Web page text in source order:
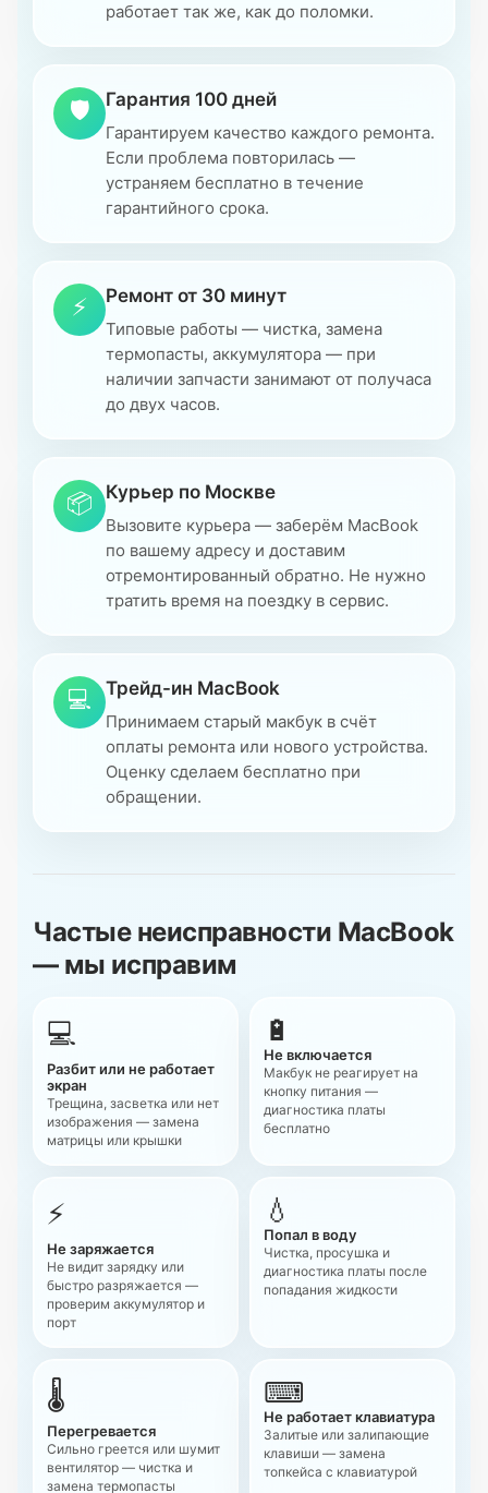
работает так же, как до поломки.
🛡 Гарантия 100 дней
Гарантируем качество каждого ремонта.
Если проблема повторилась —
устраняем бесплатно в течение
гарантийного срока.
⚡ Ремонт от 30 минут
Типовые работы — чистка, замена
термопасты, аккумулятора — при
наличии запчасти занимают от получаса
до двух часов.
📦 Курьер по Москве
Вызовите курьера — заберём MacBook
по вашему адресу и доставим
отремонтированный обратно. Не нужно
тратить время на поездку в сервис.
💻 Трейд-ин MacBook
Принимаем старый макбук в счёт
оплаты ремонта или нового устройства.
Оценку сделаем бесплатно при
обращении.
Частые неисправности MacBook
— мы исправим
💻
Разбит или не работает
экран
Трещина, засветка или нет
изображения — замена
матрицы или крышки
🔋
Не включается
Макбук не реагирует на
кнопку питания —
диагностика платы
бесплатно
⚡
Не заряжается
Не видит зарядку или
быстро разряжается —
проверим аккумулятор и
порт
💧
Попал в воду
Чистка, просушка и
диагностика платы после
попадания жидкости
🌡
Перегревается
Сильно греется или шумит
вентилятор — чистка и
замена термопасты
⌨
Не работает клавиатура
Залитые или залипающие
клавиши — замена
топкейса с клавиатурой